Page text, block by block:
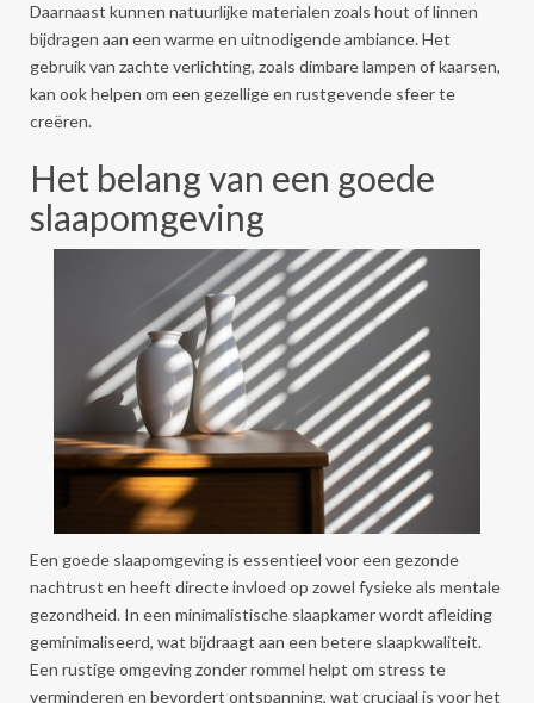
Daarnaast kunnen natuurlijke materialen zoals hout of linnen
bijdragen aan een warme en uitnodigende ambiance. Het
gebruik van zachte verlichting, zoals dimbare lampen of kaarsen,
kan ook helpen om een gezellige en rustgevende sfeer te
creëren.
Het belang van een goede
slaapomgeving
Een goede slaapomgeving is essentieel voor een gezonde
nachtrust en heeft directe invloed op zowel fysieke als mentale
gezondheid. In een minimalistische slaapkamer wordt afleiding
geminimaliseerd, wat bijdraagt aan een betere slaapkwaliteit.
Een rustige omgeving zonder rommel helpt om stress te
verminderen en bevordert ontspanning, wat cruciaal is voor het